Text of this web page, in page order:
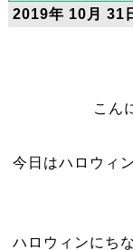
2019年 10月 31
こん
今日はハロウィ
ハロウィンにち